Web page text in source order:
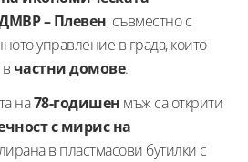
– Плевен, съвместно с
управление в града, които
частни домове.
на78-годишен мъж са открити
с мирис на
в пластмасови бутилки с